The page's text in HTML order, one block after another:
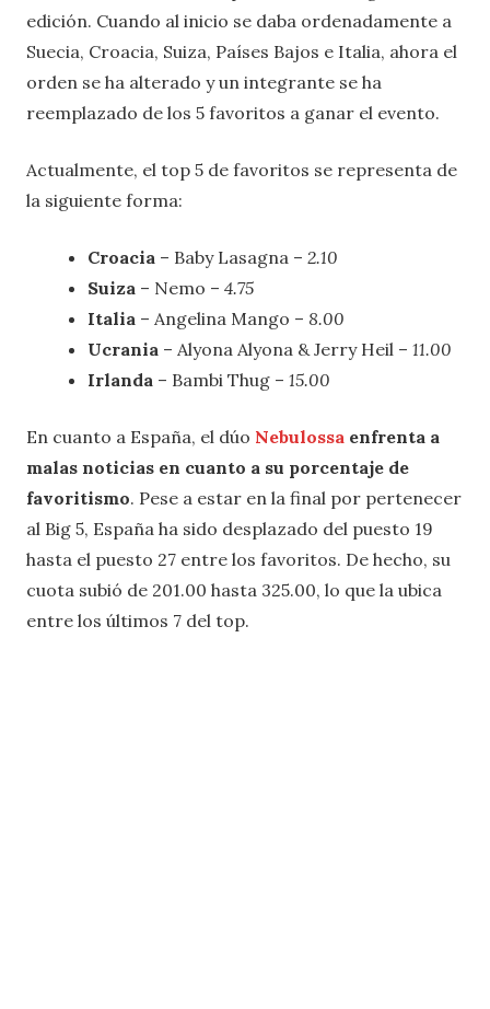
edición. Cuando al inicio se daba ordenadamente a
Suecia, Croacia, Suiza, Países Bajos e Italia, ahora el
orden se ha alterado y un integrante se ha
reemplazado de los 5 favoritos a ganar el evento.
Actualmente, el top 5 de favoritos se representa de
la siguiente forma:
Croacia – Baby Lasagna – 2.10
Suiza – Nemo – 4.75
Italia – Angelina Mango – 8.00
Ucrania – Alyona Alyona & Jerry Heil – 11.00
Irlanda – Bambi Thug – 15.00
En cuanto a España, el dúo Nebulossa enfrenta a
malas noticias en cuanto a su porcentaje de
favoritismo. Pese a estar en la final por pertenecer
al Big 5, España ha sido desplazado del puesto 19
hasta el puesto 27 entre los favoritos. De hecho, su
cuota subió de 201.00 hasta 325.00, lo que la ubica
entre los últimos 7 del top.